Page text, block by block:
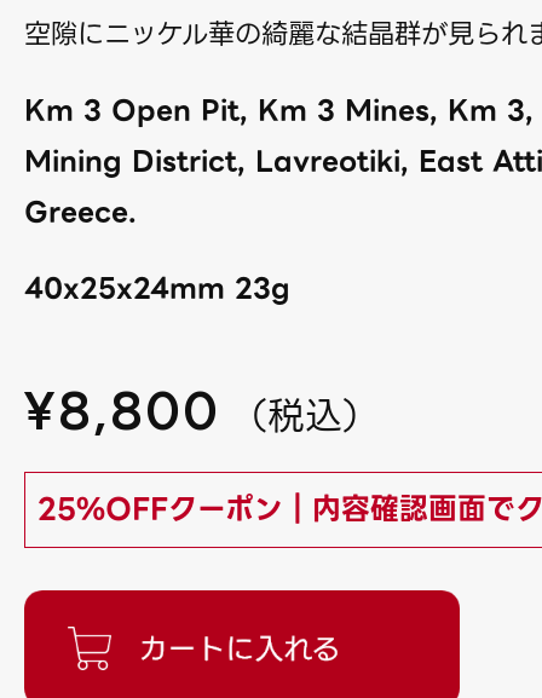
空隙にニッケル華の綺麗な結晶群が見られ
Km 3 Open Pit, Km 3 Mines, Km
Mining District, Lavreotiki, East
Greece.
40x25x24mm 23g
¥8,800 （税込）
25%OFFクーポン｜内容確認画面で